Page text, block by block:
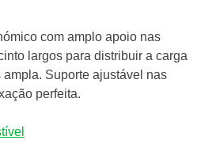
com amplo apoio nas
largos para distribuir a carga
ampla. Suporte ajustável nas
perfeita.